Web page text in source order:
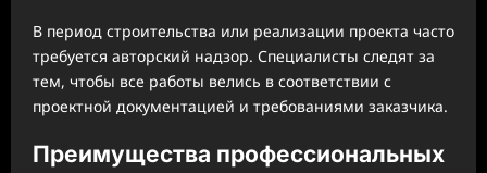
В период строительства или реализации проекта часто
требуется авторский надзор. Специалисты следят за
тем, чтобы все работы велись в соответствии с
проектной документацией и требованиями заказчика.
Преимущества профессиональных